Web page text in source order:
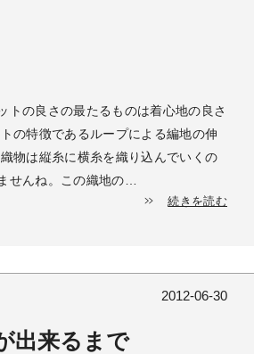
トの良さの最たるものは着心地の良さ
の特徴であるループによる編地の伸
物は縦糸に横糸を織り込んでいくの
せんね。この織地の…
続きを読む
2012-06-30
出来るまで